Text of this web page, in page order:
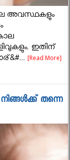
അവസ്ഥകളും
ഇതിന്
[Read More]
നിങ്ങൾക്ക് തന്നെ